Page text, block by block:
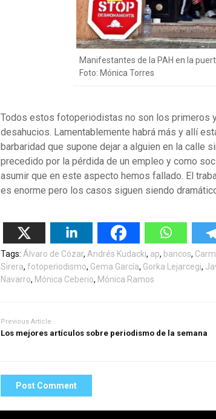
Manifestantes de la PAH en la
Foto: Mónica Torres
Todos estos fotoperiodistas no son los primeros
desahucios. Lamentablemente habrá más y allí
barbaridad que supone dejar a alguien en la calle
precedido por la pérdida de un empleo y como
asumir que en este aspecto hemos fallado. El
es enorme pero los casos siguen siendo
Tags: Álvaro de Cózar, Andrés Kudacki, ap, bancos,
Sirera, fotoperiodismo, Gema García, Gorka Lejarcegi,
Navarro, Mónica Ceberio, Mónica Ramos
Previous Article
Los mejores artículos sobre periodismo de la semana
Post Comment